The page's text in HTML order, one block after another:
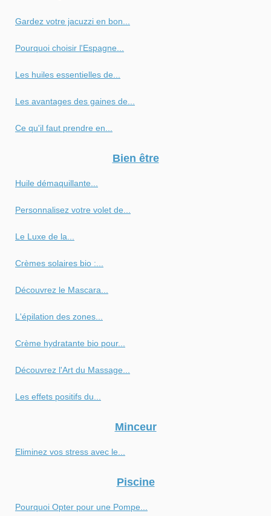
Gardez votre jacuzzi en bon...
Pourquoi choisir l'Espagne...
Les huiles essentielles de...
Les avantages des gaines de...
Ce qu'il faut prendre en...
Bien être
Huile démaquillante...
Personnalisez votre volet de...
Le Luxe de la...
Crèmes solaires bio :...
Découvrez le Mascara...
L'épilation des zones...
Crème hydratante bio pour...
Découvrez l'Art du Massage...
Les effets positifs du...
Minceur
Eliminez vos stress avec le...
Piscine
Pourquoi Opter pour une Pompe...